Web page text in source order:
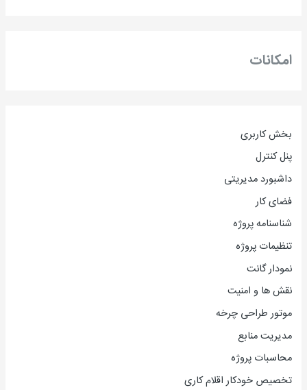
امکانات
بخش کاربری
پنل کنترل
داشبورد مدیریتی
فضای کار
شناسنامه پروژه
تنظیمات پروژه
نمودار گانت
نقش ها و امنیت
موتور طراحی چرخه
مدیریت منابع
محاسبات پروژه
تخصیص خودکار اقلام کاری